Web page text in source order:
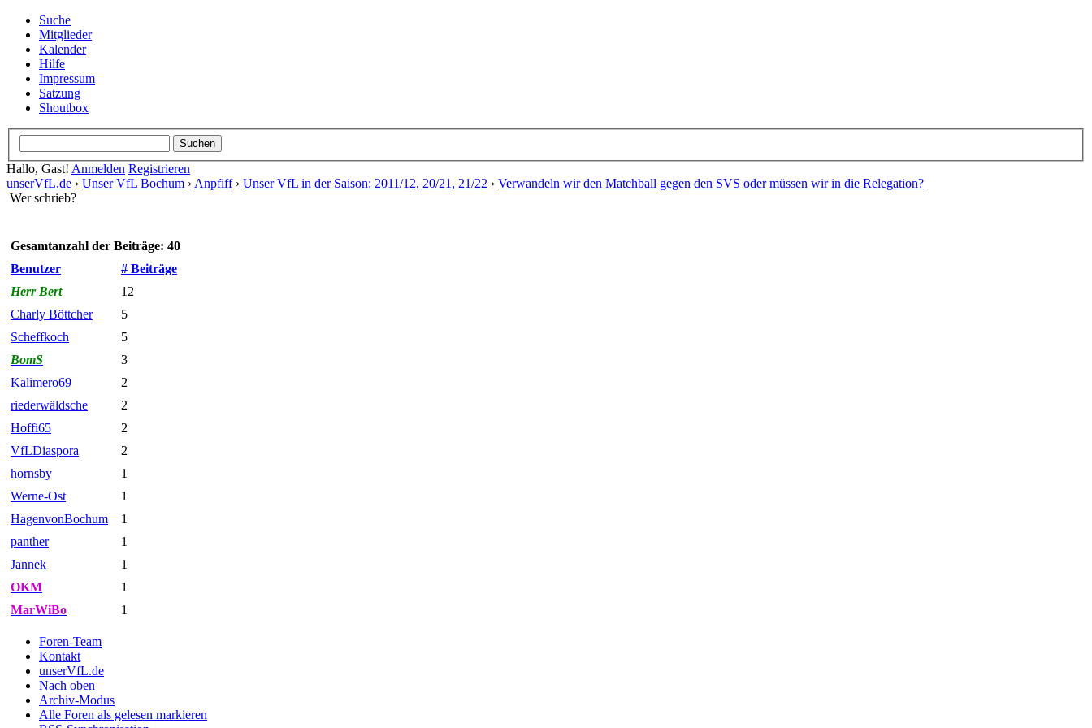
Suche
Mitglieder
Kalender
Hilfe
Impressum
Satzung
Shoutbox
Hallo, Gast! Anmelden Registrieren
unserVfL.de › Unser VfL Bochum › Anpfiff› Unser VfL in der Saison: 2011/12, 20/21, 21/22 › Verwandeln wir den Matchball gegen den SVS oder müssen wir in die Relegation?
Wer schrieb?
Gesamtanzahl der Beiträge: 40
Benutzer
# Beiträge
Herr Bert
12
Charly Böttcher
5
Scheffkoch
5
BomS
3
Kalimero69
2
riederwäldsche
2
Hoffi65
2
VfLDiaspora
2
hornsby
1
Werne-Ost
1
HagenvonBochum
1
panther
1
Jannek
1
OKM
1
MarWiBo
1
Foren-Team
Kontakt
unserVfL.de
Nach oben
Archiv-Modus
Alle Foren als gelesen markieren